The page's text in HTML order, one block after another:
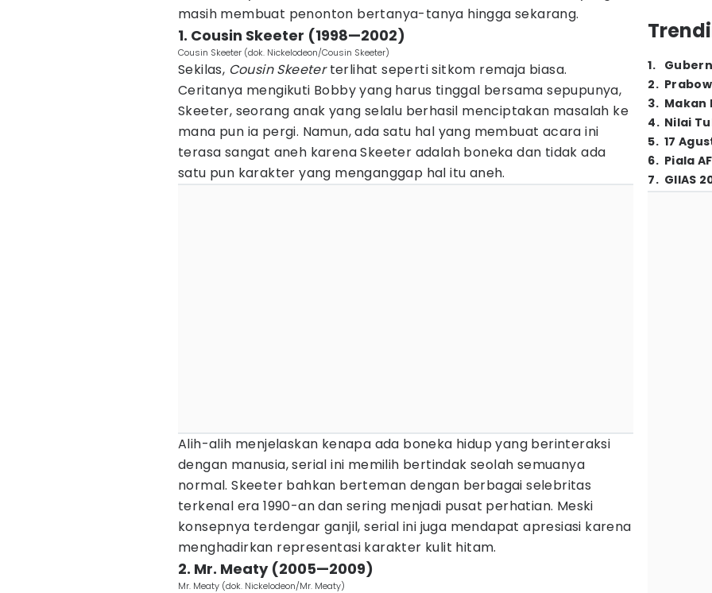
masih membuat penonton bertanya-tanya hingga sekarang.
1. Cousin Skeeter (1998—2002)
Cousin Skeeter (dok. Nickelodeon/Cousin Skeeter)
Sekilas, Cousin Skeeterterlihat seperti sitkom remaja biasa.
Ceritanya mengikuti Bobby yang harus tinggal bersama sepupunya,
Skeeter, seorang anak yang selalu berhasil menciptakan masalah ke
mana pun ia pergi. Namun, ada satu hal yang membuat acara ini
terasa sangat aneh karena Skeeter adalah boneka dan tidak ada
satu pun karakter yang menganggap hal itu aneh.
Alih-alih menjelaskan kenapa ada boneka hidup yang berinteraksi
dengan manusia, serial ini memilih bertindak seolah semuanya
normal. Skeeter bahkan berteman dengan berbagai selebritas
terkenal era 1990-an dan sering menjadi pusat perhatian. Meski
konsepnya terdengar ganjil, serial ini juga mendapat apresiasi karena
menghadirkan representasi karakter kulit hitam.
2. Mr. Meaty (2005—2009)
Mr. Meaty (dok. Nickelodeon/Mr. Meaty)
1.
2.
3. Makan
4. Nilai
5. 17
6. Piala
7. GIIAS